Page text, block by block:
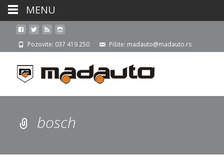
Pozovite: 037 419 250 Pišite: madauto@madauto.rs
bosch
MENU